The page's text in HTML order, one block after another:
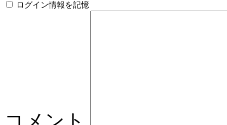
ログイン情報を記憶